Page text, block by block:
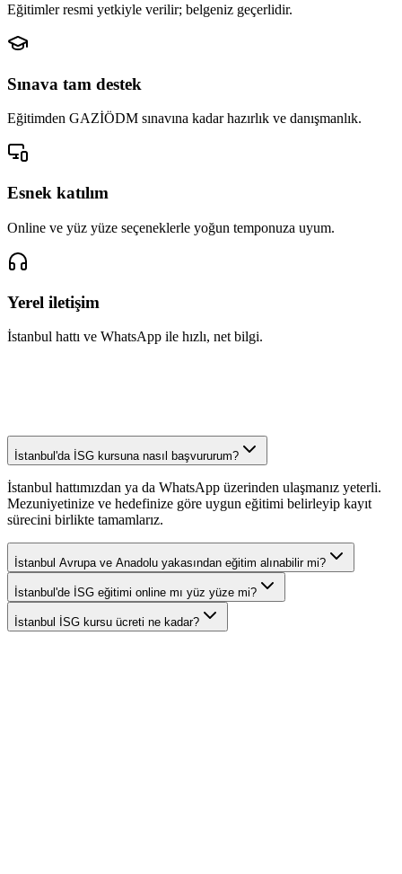
Eğitimler resmi yetkiyle verilir; belgeniz geçerlidir.
Sınava tam destek
Eğitimden GAZİÖDM sınavına kadar hazırlık ve danışmanlık.
Esnek katılım
Online ve yüz yüze seçeneklerle yoğun temponuza uyum.
Yerel iletişim
İstanbul hattı ve WhatsApp ile hızlı, net bilgi.
İstanbul'da İSG kursuna nasıl başvururum?
İstanbul hattımızdan ya da WhatsApp üzerinden ulaşmanız yeterli.
Mezuniyetinize ve hedefinize göre uygun eğitimi belirleyip kayıt
sürecini birlikte tamamlarız.
İstanbul Avrupa ve Anadolu yakasından eğitim alınabilir mi?
İstanbul'de İSG eğitimi online mı yüz yüze mi?
İstanbul İSG kursu ücreti ne kadar?